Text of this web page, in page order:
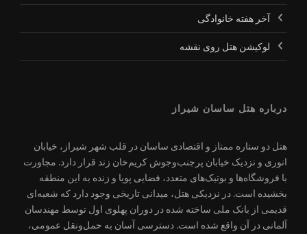
آخر هفته خانوادگی
لوکیشن هتل روی نقشه
درباره هتل ساسان شیراز
هتل دو ستاره ممتاز و اقتصادی ساسان در قلب شهر شیراز، خیابان
انوری و نزدیک خیابان پرجنب‌وجوش کریم‌خان زند قرار دارد. مجاورت
با فروشگاه‌ها و بوتیک‌های متعدد، فضایی پویا و زنده به این منطقه
بخشیده است. در نزدیکی هتل، میدانی تاریخی وجود دارد که شعبه‌ای
قدیمی از بانک ملی ساخته شده در دوران پهلوی اول توسط مهندسان
آلمانی در آن واقع شده است. دسترسی آسان به حمل‌ونقل عمومی،